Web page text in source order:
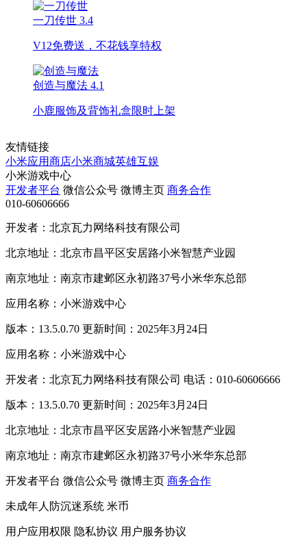
一刀传世 3.4
V12免费送，不花钱享特权
创造与魔法 4.1
小鹿服饰及背饰礼盒限时上架
友情链接
小米应用商店小米商城英雄互娱
小米游戏中心
开发者平台 微信公众号 微博主页 商务合作
010-60606666
开发者：北京瓦力网络科技有限公司
北京地址：北京市昌平区安居路小米智慧产业园
南京地址：南京市建邺区永初路37号小米华东总部
应用名称：小米游戏中心
版本：13.5.0.70 更新时间：2025年3月24日
应用名称：小米游戏中心
开发者：北京瓦力网络科技有限公司 电话：010-60606666
版本：13.5.0.70 更新时间：2025年3月24日
北京地址：北京市昌平区安居路小米智慧产业园
南京地址：南京市建邺区永初路37号小米华东总部
开发者平台 微信公众号 微博主页 商务合作
未成年人防沉迷系统 米币
用户应用权限 隐私协议 用户服务协议